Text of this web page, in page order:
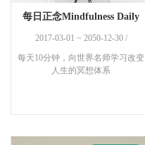
种平静安然的情绪中来。
每日正念Mindfulness Daily
2017-03-01 ~ 2050-12-30 /
每天10分钟，向世界名师学习改变
人生的冥想体系